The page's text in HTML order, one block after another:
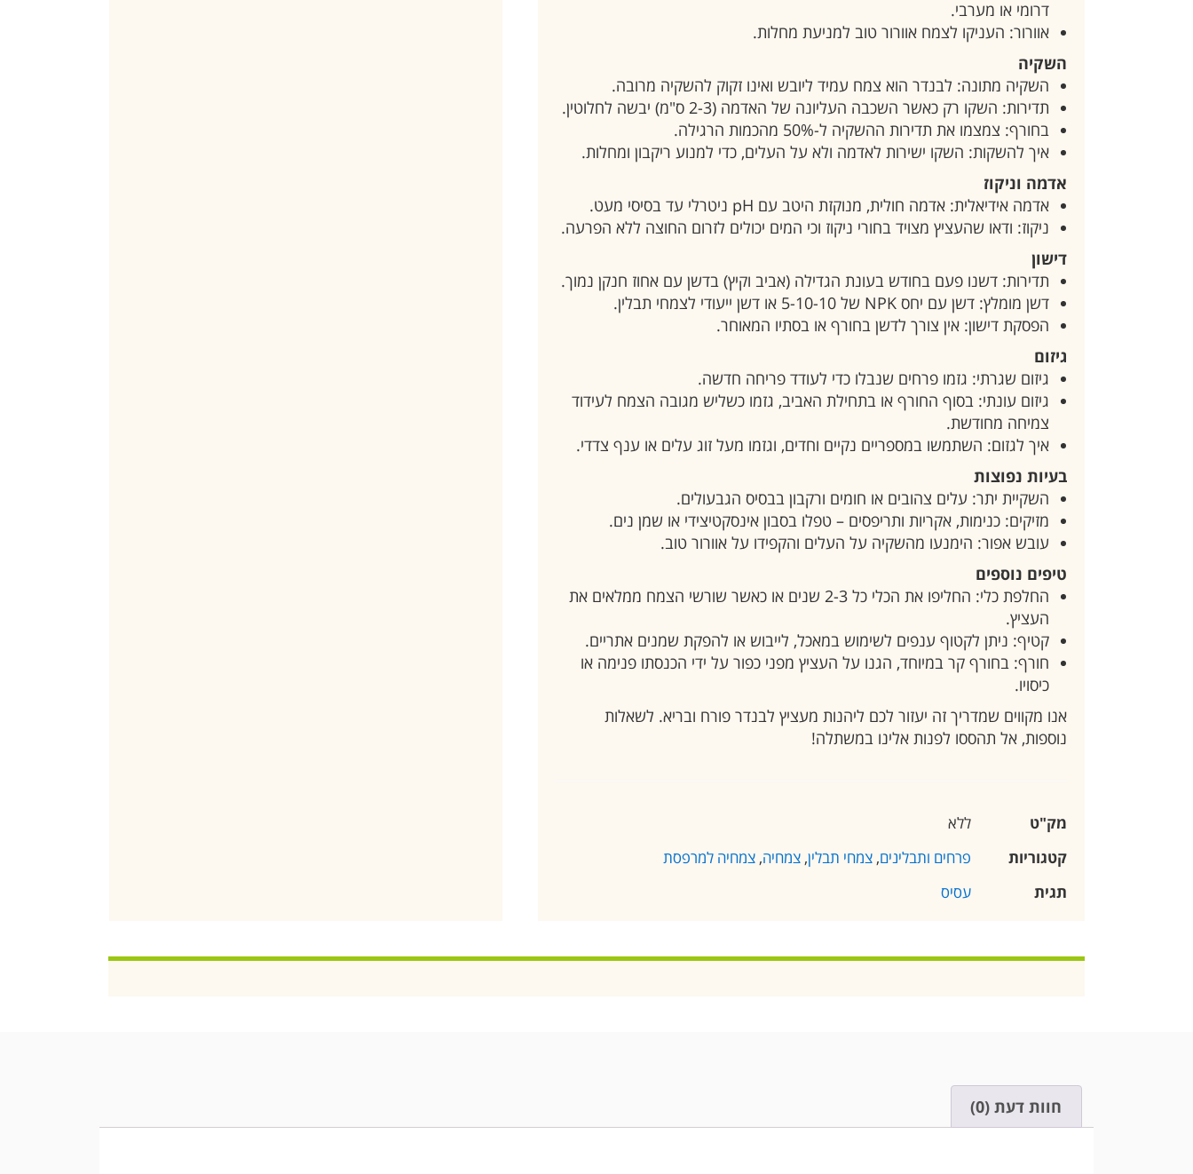
דרומי או מערבי.
אוורור: העניקו לצמח אוורור טוב למניעת מחלות.
השקיה
השקיה מתונה: לבנדר הוא צמח עמיד ליובש ואינו זקוק להשקיה מרובה.
תדירות: השקו רק כאשר השכבה העליונה של האדמה (2-3 ס"מ) יבשה לחלוטין.
בחורף: צמצמו את תדירות ההשקיה ל-50% מהכמות הרגילה.
איך להשקות: השקו ישירות לאדמה ולא על העלים, כדי למנוע ריקבון ומחלות.
אדמה וניקוז
אדמה אידיאלית: אדמה חולית, מנוקזת היטב עם pH ניטרלי עד בסיסי מעט.
ניקוז: ודאו שהעציץ מצויד בחורי ניקוז וכי המים יכולים לזרום החוצה ללא הפרעה.
דישון
תדירות: דשנו פעם בחודש בעונת הגדילה (אביב וקיץ) בדשן עם אחוז חנקן נמוך.
דשן מומלץ: דשן עם יחס NPK של 5-10-10 או דשן ייעודי לצמחי תבלין.
הפסקת דישון: אין צורך לדשן בחורף או בסתיו המאוחר.
גיזום
גיזום שגרתי: גזמו פרחים שנבלו כדי לעודד פריחה חדשה.
גיזום עונתי: בסוף החורף או בתחילת האביב, גזמו כשליש מגובה הצמח לעידוד
צמיחה מחודשת.
איך לגזום: השתמשו במספריים נקיים וחדים, וגזמו מעל זוג עלים או ענף צדדי.
בעיות נפוצות
השקיית יתר: עלים צהובים או חומים ורקבון בבסיס הגבעולים.
מזיקים: כנימות, אקריות ותריפסים – טפלו בסבון אינסקטיצידי או שמן נים.
עובש אפור: הימנעו מהשקיה על העלים והקפידו על אוורור טוב.
טיפים נוספים
החלפת כלי: החליפו את הכלי כל 2-3 שנים או כאשר שורשי הצמח ממלאים את
העציץ.
קטיף: ניתן לקטוף ענפים לשימוש במאכל, לייבוש או להפקת שמנים אתריים.
חורף: בחורף קר במיוחד, הגנו על העציץ מפני כפור על ידי הכנסתו פנימה או
כיסויו.
אנו מקווים שמדריך זה יעזור לכם ליהנות מעציץ לבנדר פורח ובריא. לשאלות
נוספות, אל תהססו לפנות אלינו במשתלה!
מק"ט
ללא
קטגוריות
פרחים ותבלינים, צמחי תבלין, צמחיה, צמחיה למרפסת
תגית
עסיס
חוות דעת (0)